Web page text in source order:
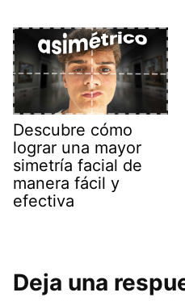
Descubre cómo
lograr una mayor
simetría facial de
manera fácil y
efectiva
Deja una